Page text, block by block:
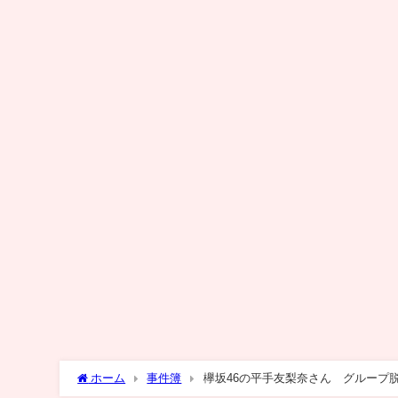
ホーム 事件簿 欅坂46の平手友梨奈さん グループ